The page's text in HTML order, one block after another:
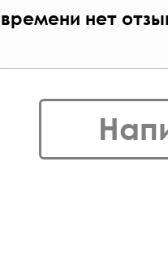
нет